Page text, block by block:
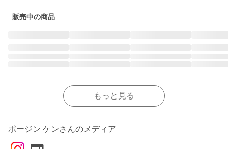
販売中の商品
もっと見る
ポージン ケンさんのメディア